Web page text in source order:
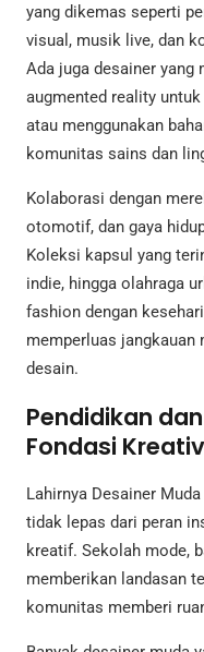
yang dikemas seperti
visual, musik live, dan
Ada juga desainer
augmented reality
atau menggunakan
komunitas sains dan
Kolaborasi dengan
otomotif, dan gaya
Koleksi kapsul yang
indie, hingga olahraga
fashion dengan
memperluas jangkauan
desain.
Pendidikan
Fondasi
Lahirnya Desainer
tidak lepas dari peran
kreatif. Sekolah mode,
memberikan landasan
komunitas memberi